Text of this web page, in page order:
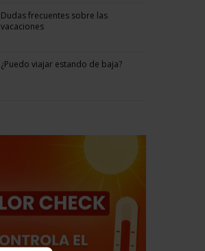
Dudas frecuentes sobre las
vacaciones
¿Puedo viajar estando de baja?